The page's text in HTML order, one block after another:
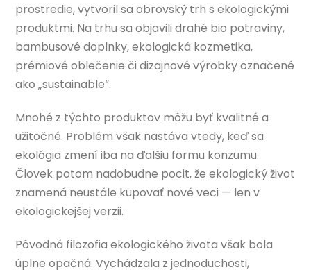
prostredie, vytvoril sa obrovský trh s ekologickými
produktmi. Na trhu sa objavili drahé bio potraviny,
bambusové doplnky, ekologická kozmetika,
prémiové oblečenie či dizajnové výrobky označené
ako „sustainable“.
Mnohé z týchto produktov môžu byť kvalitné a
užitočné. Problém však nastáva vtedy, keď sa
ekológia zmení iba na ďalšiu formu konzumu.
Človek potom nadobudne pocit, že ekologický život
znamená neustále kupovať nové veci — len v
ekologickejšej verzii.
Pôvodná filozofia ekologického života však bola
úplne opačná. Vychádzala z jednoduchosti,